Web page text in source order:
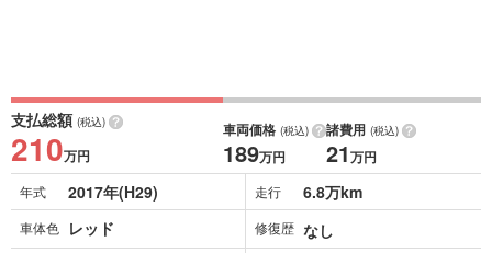
支払総額 (税込)
210万円
車両価格 (税込)
189万円
諸費用 (税込)
21万円
年式 2017年(H29) 走行 6.8万km
車体色 レッド 修復歴 なし